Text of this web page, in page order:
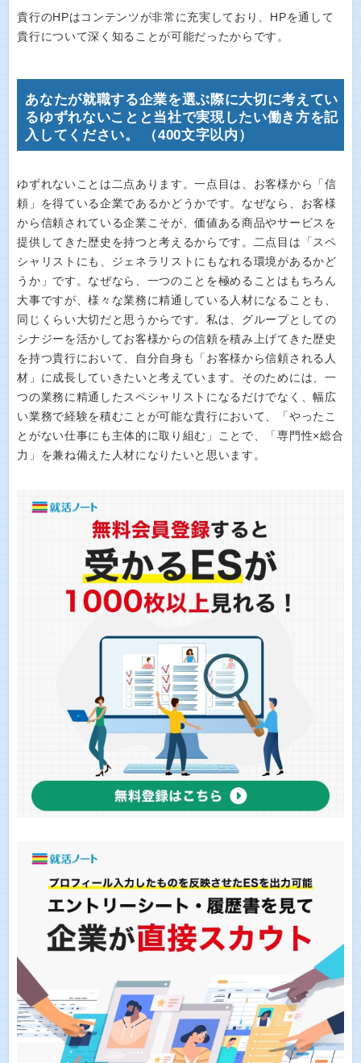
貴行のHPはコンテンツが非常に充実しており、HPを通して
貴行について深く知ることが可能だったからです。
あなたが就職する企業を選ぶ際に大切に考えてい
るゆずれないことと当社で実現したい働き方を記
入してください。 （400文字以内）
ゆずれないことは二点あります。一点目は、お客様から「信
頼」を得ている企業であるかどうかです。なぜなら、お客様
から信頼されている企業こそが、価値ある商品やサービスを
提供してきた歴史を持つと考えるからです。二点目は「スペ
シャリストにも、ジェネラリストにもなれる環境があるかど
うか」です。なぜなら、一つのことを極めることはもちろん
大事ですが、様々な業務に精通している人材になることも、
同じくらい大切だと思うからです。私は、グループとしての
シナジーを活かしてお客様からの信頼を積み上げてきた歴史
を持つ貴行において、自分自身も「お客様から信頼される人
材」に成長していきたいと考えています。そのためには、一
つの業務に精通したスペシャリストになるだけでなく、幅広
い業務で経験を積むことが可能な貴行において、「やったこ
とがない仕事にも主体的に取り組む」ことで、「専門性×総合
力」を兼ね備えた人材になりたいと思います。